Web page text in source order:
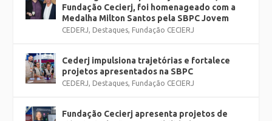
Fundação Cecierj, foi homenageado com a
Medalha Milton Santos pela SBPC Jovem
CEDERJ, Destaques, Fundação CECIERJ
Cederj impulsiona trajetórias e fortalece
projetos apresentados na SBPC
CEDERJ, Destaques, Fundação CECIERJ
Fundação Cecierj apresenta projetos de